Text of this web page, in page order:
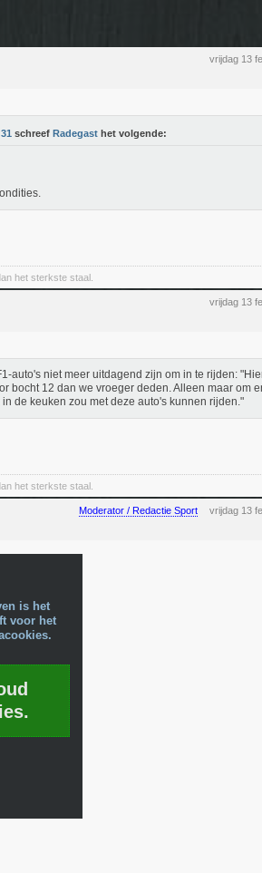
vrijdag 13
schreef Radegast het volgende:
het sterkste staal.
vrijdag 13
auto's niet meer uitdagend zijn om in te rijden:
bocht 12 dan we vroeger deden. Alleen maar om
de keuken zou met deze auto's kunnen rijden."
het sterkste staal.
Moderator / Redactie Sport vrijdag 13
is het
voor het